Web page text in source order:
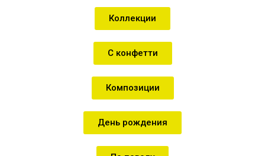
Коллекции
С конфетти
Композиции
День рождения